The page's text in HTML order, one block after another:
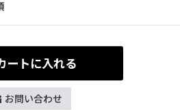
ートに入れる
お問い合わせ